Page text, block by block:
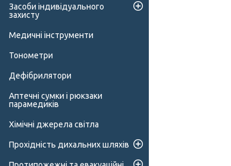
Засоби індивідуального
захисту
Медичні інструменти
Тонометри
Дефібрилятори
Аптечні сумки і рюкзаки
парамедиків
Хімічні джерела світла
Прохідність дихальних шляхів